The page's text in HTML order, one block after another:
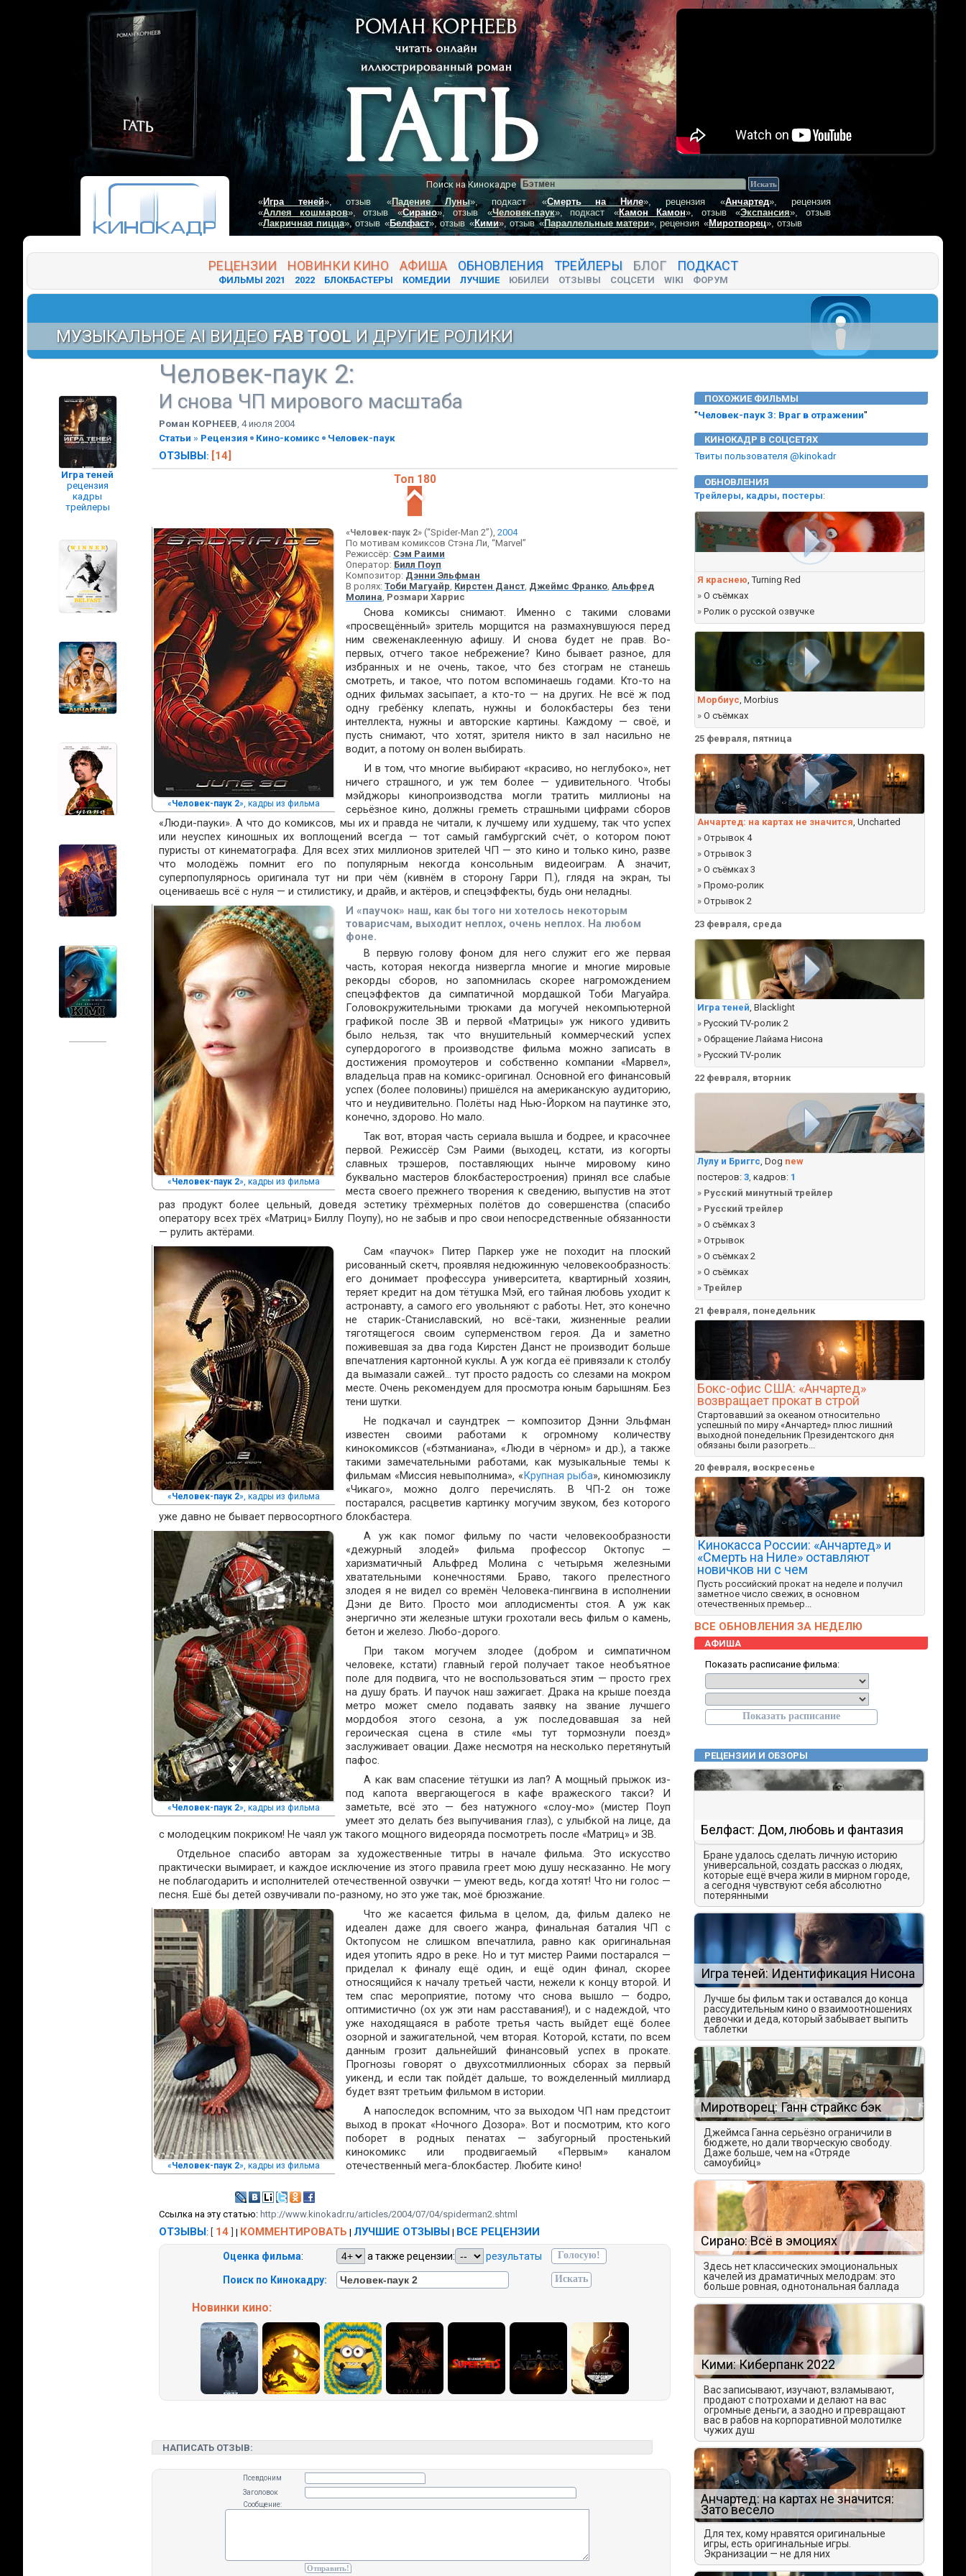
Поиск на Кинокадре
«Игра теней», отзыв «Падение Луны», подкаст «Смерть на Ниле», рецензия «Анчартед», рецензия
«Аллея кошмаров», отзыв «Сирано», отзыв «Человек-паук», подкаст «Камон Камон», отзыв «Экспансия», отзыв
«Лакричная пицца», отзыв «Белфаст», отзыв «Кими», отзыв «Параллельные матери», рецензия «Миротворец», отзыв
РЕЦЕНЗИИ НОВИНКИ КИНО АФИША ОБНОВЛЕНИЯ ТРЕЙЛЕРЫ БЛОГ ПОДКАСТ
ФИЛЬМЫ 2021 2022 БЛОКБАСТЕРЫ КОМЕДИИ ЛУЧШИЕ ЮБИЛЕИ ОТЗЫВЫ СОЦСЕТИ WIKI ФОРУМ
МУЗЫКАЛЬНОЕ AI ВИДЕО FAB TOOL И ДРУГИЕ РОЛИКИ
Человек-паук 2:
И снова ЧП мирового масштаба
Роман КОРНЕЕВ, 4 июля 2004
Статьи » Рецензия Кино-комикс Человек-паук
ОТЗЫВЫ: [14]
Топ 180
«Человек-паук 2», кадры из фильма
«Человек-паук 2» (“Spider-Man 2”), 2004
По мотивам комиксов Стэна Ли, “Marvel”
Режиссёр: Сэм Раими
Оператор: Билл Поуп
Композитор: Дэнни Эльфман
В ролях: Тоби Магуайр, Кирстен Данст, Джеймс Франко, Альфред
Молина, Розмари Харрис
Снова комиксы снимают. Именно с такими словами
«просвещённый» зритель морщится на размахнувшуюся перед
ним свеженаклеенную афишу. И снова будет не прав. Во-
первых, отчего такое небрежение? Кино бывает разное, для
избранных и не очень, такое, что без стограм не станешь
смотреть, и такое, что потом вспоминаешь годами. Кто-то на
одних фильмах засыпает, а кто-то — на других. Не всё ж под
одну гребёнку клепать, нужны и болокбастеры без тени
интеллекта, нужны и авторские картины. Каждому — своё, и
пусть снимают, что хотят, зрителя никто в зал насильно не
водит, а потому он волен выбирать.
И в том, что многие выбирают «красиво, но неглубоко», нет
ничего страшного, и уж тем более — удивительного. Чтобы
мэйджоры кинопроизводства могли тратить миллионы на
серьёзное кино, должны греметь страшными цифрами сборов
«Люди-пауки». А что до комиксов, мы их и правда не читали, к лучшему или худшему, так что успех
или неуспех киношных их воплощений всегда — тот самый гамбургский счёт, о котором поют
пуристы от кинематографа. Для всех этих миллионов зрителей ЧП — это кино и только кино, разве
что молодёжь помнит его по популярным некогда консольным видеоиграм. А значит,
суперпопулярнось оригинала тут ни при чём (кивнём в сторону Гарри П.), глядя на экран, ты
оцениваешь всё с нуля — и стилистику, и драйв, и актёров, и спецэффекты, будь они неладны.
«Человек-паук 2», кадры из фильма
И «паучок» наш, как бы того ни хотелось некоторым
товарисчам, выходит неплох, очень неплох. На любом
фоне.
В первую голову фоном для него служит его же первая
часть, которая некогда низвергла многие и многие мировые
рекорды сборов, но запомнилась скорее нагромождением
спецэффектов да симпатичной мордашкой Тоби Магуайра.
Головокружительными трюками да могучей некомпьютерной
графикой после ЗВ и первой «Матрицы» уж никого удивить
было нельзя, так что внушительный коммерческий успех
супердорогого в производстве фильма можно записать в
достижения промоутеров и собственно компании «Марвел»,
владельца прав на комикс-оригинал. Основной его финансовый
успех (более половины) пришёлся на американскую аудиторию,
что и неудивительно. Полёты над Нью-Йорком на паутинке это,
конечно, здорово. Но мало.
Так вот, вторая часть сериала вышла и бодрее, и красочнее
первой. Режиссёр Сэм Раими (выходец, кстати, из когорты
славных трэшеров, поставляющих нынче мировому кино
буквально мастеров блокбастеростроения) принял все слабые
места своего прежнего творения к сведению, выпустив на этот
раз продукт более цельный, доведя эстетику трёхмерных полётов до совершенства (спасибо
оператору всех трёх «Матриц» Биллу Поупу), но не забыв и про свои непосредственные обязанности
— рулить актёрами.
«Человек-паук 2», кадры из фильма
Сам «паучок» Питер Паркер уже не походит на плоский
рисованный скетч, проявляя недюжинную человекообразность:
его донимает профессура университета, квартирный хозяин,
теряет кредит на дом тётушка Мэй, его тайная любовь уходит к
астронавту, а самого его увольняют с работы. Нет, это конечно
не старик-Станиславский, но всё-таки, жизненные реалии
тяготящегося своим суперменством героя. Да и заметно
поживевшая за два года Кирстен Данст не производит больше
впечатления картонной куклы. А уж когда её привязали к столбу
да вымазали сажей… тут просто радость со слезами на мокром
месте. Очень рекомендуем для просмотра юным барышням. Без
тени шутки.
Не подкачал и саундтрек — композитор Дэнни Эльфман
известен своими работами к огромному количеству
кинокомиксов («бэтманиана», «Люди в чёрном» и др.), а также
такими замечательными работами, как музыкальные темы к
фильмам «Миссия невыполнима», «Крупная рыба», киномюзиклу
«Чикаго», можно долго перечислять. В ЧП-2 он тоже
постарался, расцветив картинку могучим звуком, без которого
уже давно не бывает первосортного блокбастера.
«Человек-паук 2», кадры из фильма
А уж как помог фильму по части человекообразности
«дежурный злодей» фильма профессор Октопус —
харизматичный Альфред Молина с четырьмя железными
хватательными конечностями. Браво, такого прелестного
злодея я не видел со времён Человека-пингвина в исполнении
Дэни де Вито. Просто мои аплодисменты стоя. А уж как
энергично эти железные штуки грохотали весь фильм о камень,
бетон и железо. Любо-дорого.
При таком могучем злодее (добром и симпатичном
человеке, кстати) главный герой получает такое необъятное
поле для подвига, что не воспользоваться этим — просто грех
на душу брать. И паучок наш зажигает. Драка на крыше поезда
метро может смело подавать заявку на звание лучшего
мордобоя этого сезона, а уж последовавшая за ней
героическая сцена в стиле «мы тут тормознули поезд»
заслуживает овации. Даже несмотря на несколько перетянутый
пафос.
А как вам спасение тётушки из лап? А мощный прыжок из-
под капота ввергающегося в кафе вражеского такси? И
заметьте, всё это — без натужного «слоу-мо» (мистер Поуп
умеет это делать без выпучивания глаз), с улыбкой на лице, да
с молодецким покриком! Не чаял уж такого мощного видеоряда посмотреть после «Матриц» и ЗВ.
Отдельное спасибо авторам за художественные титры в начале фильма. Это искусство
практически вымирает, и каждое исключение из этого правила греет мою душу несказанно. Не могу
не поблагодарить и исполнителей отечественной озвучки — умеют ведь, когда хотят! Что ни голос —
песня. Ешё бы детей озвучивали по-разному, но это уже так, моё брюзжание.
«Человек-паук 2», кадры из фильма
Что же касается фильма в целом, да, фильм далеко не
идеален даже для своего жанра, финальная баталия ЧП с
Октопусом не слишком впечатлила, равно как оригинальная
идея утопить ядро в реке. Но и тут мистер Раими постарался —
приделал к финалу ещё один, и ещё один финал, скорее
относящийся к началу третьей части, нежели к концу второй. И
тем спас мероприятие, потому что снова вышло — бодро,
оптимистично (ох уж эти нам расставания!), и с надеждой, что
уже находящаяся в работе третья часть выйдет ещё более
озорной и зажигательной, чем вторая. Которой, кстати, по всем
данным грозит дальнейший финансовый успех в прокате.
Прогнозы говорят о двухсотмиллионных сборах за первый
уикенд, и если так пойдёт дальше, то вожделенный миллиард
будет взят третьим фильмом в истории.
А напоследок вспомним, что за выходом ЧП нам предстоит
выход в прокат «Ночного Дозора». Вот и посмотрим, кто кого
поборет в родных пенатах — забугорный простенький
кинокомикс или продвигаемый «Первым» каналом
отечественный мега-блокбастер. Любите кино!
Ссылка на эту статью: http://www.kinokadr.ru/articles/2004/07/04/spiderman2.shtml
ОТЗЫВЫ: [ 14 | КОММЕНТИРОВАТЬ | ЛУЧШИЕ ОТЗЫВЫ | ВСЕ РЕЦЕНЗИИ
Оценка фильма: а также рецензии: результаты
Поиск по Кинокадру:
Новинки кино:
НАПИСАТЬ ОТЗЫВ:
Псевдоним
Заголовок
Сообщение:
ПОХОЖИЕ ФИЛЬМЫ
"Человек-паук 3: Враг в отражении"
КИНОКАДР В СОЦСЕТЯХ
Твиты пользователя @kinokadr
ОБНОВЛЕНИЯ
Трейлеры, кадры, постеры:
Я краснею, Turning Red
» О съёмках
» Ролик о русской озвучке
Морбиус, Morbius
» О съёмках
25 февраля, пятница
Анчартед: на картах не значится, Uncharted
» Отрывок 4
» Отрывок 3
» О съёмках 3
» Промо-ролик
» Отрывок 2
23 февраля, среда
Игра теней, Blacklight
» Русский TV-ролик 2
» Обращение Лайама Нисона
» Русский TV-ролик
22 февраля, вторник
Лулу и Бриггс, Dog new
постеров: 3, кадров: 1
» Русский минутный трейлер
» Русский трейлер
» О съёмках 3
» Отрывок
» О съёмках 2
» О съёмках
» Трейлер
21 февраля, понедельник
Бокс-офис США: «Анчартед»
возвращает прокат в строй
Стартовавший за океаном относительно
успешный по миру «Анчартед» плюс лишний
выходной понедельник Президентского дня
обязаны были разогреть...
20 февраля, воскресенье
Кинокасса России: «Анчартед» и
«Смерть на Ниле» оставляют
новичков ни с чем
Пусть российский прокат на неделе и получил
заметное число свежих, в основном
отечественных премьер...
ВСЕ ОБНОВЛЕНИЯ ЗА НЕДЕЛЮ
АФИША
Показать расписание фильма:
РЕЦЕНЗИИ И ОБЗОРЫ
Белфаст: Дом, любовь и фантазия
Бране удалось сделать личную историю
универсальной, создать рассказ о людях,
которые ещё вчера жили в мирном городе,
а сегодня чувствуют себя абсолютно
потерянными
Игра теней: Идентификация Нисона
Лучше бы фильм так и оставался до конца
рассудительным кино о взаимоотношениях
девочки и деда, который забывает выпить
таблетки
Миротворец: Ганн страйкс бэк
Джеймса Ганна серьёзно ограничили в
бюджете, но дали творческую свободу.
Даже больше, чем на «Отряде
самоубийц»
Сирано: Всё в эмоциях
Здесь нет классических эмоциональных
качелей из драматичных мелодрам: это
больше ровная, однотональная баллада
Кими: Киберпанк 2022
Вас записывают, изучают, взламывают,
продают с потрохами и делают на вас
огромные деньги, а заодно и превращают
вас в рабов на корпоративной молотилке
чужих душ
Анчартед: на картах не значится:
Зато весело
Для тех, кому нравятся оригинальные
игры, есть оригинальные игры.
Экранизации — не для них
Игра теней
рецензия
кадры
трейлеры